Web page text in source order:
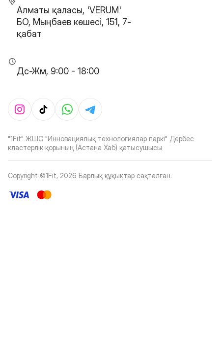
Алматы қаласы, 'VERUM'
БО, Мыңбаев көшесі, 151, 7-
қабат
Дс-Жм, 9:00 - 18:00
"1Fit" ЖШС "Инновациялық технологиялар паркі" Дербес
кластерлік қорының (Астана Хаб) қатысушысы
Copyright ©1Fit, 2026 Барлық құқықтар сақталған.